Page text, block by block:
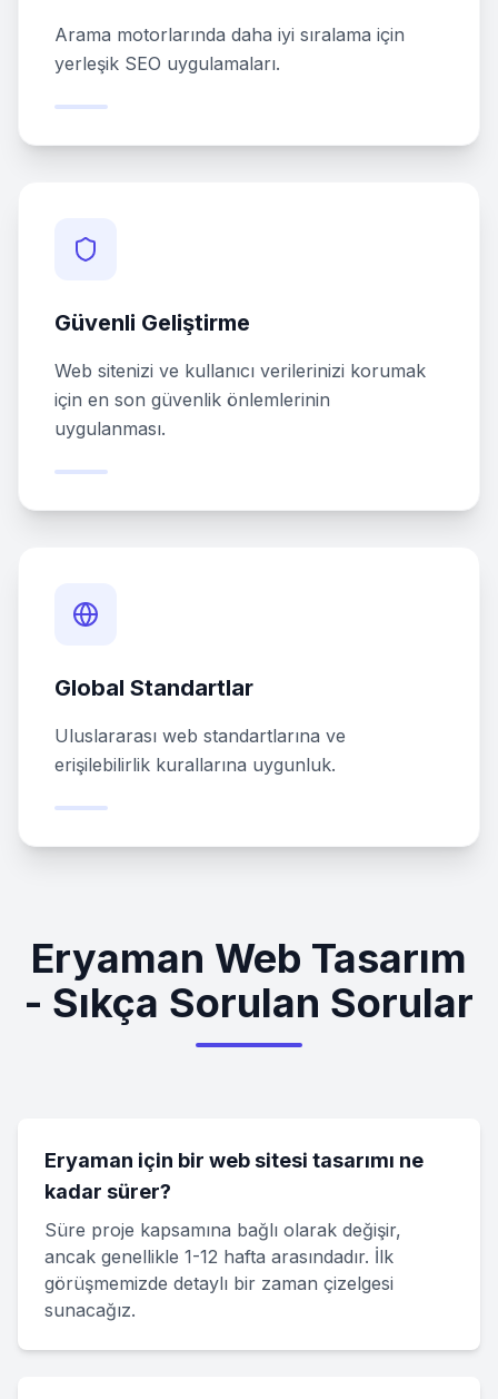
Arama motorlarında daha iyi sıralama için
yerleşik SEO uygulamaları.
Güvenli Geliştirme
Web sitenizi ve kullanıcı verilerinizi korumak
için en son güvenlik önlemlerinin
uygulanması.
Global Standartlar
Uluslararası web standartlarına ve
erişilebilirlik kurallarına uygunluk.
Eryaman Web Tasarım
- Sıkça Sorulan Sorular
Eryaman için bir web sitesi tasarımı ne
kadar sürer?
Süre proje kapsamına bağlı olarak değişir,
ancak genellikle 1-12 hafta arasındadır. İlk
görüşmemizde detaylı bir zaman çizelgesi
sunacağız.